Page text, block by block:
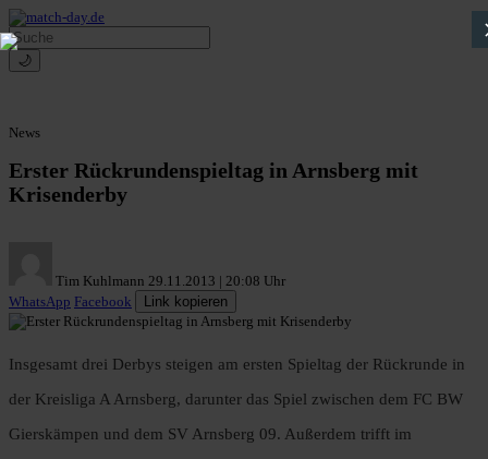
🌙
News
Erster Rückrundenspieltag in Arnsberg mit
Krisenderby
Tim Kuhlmann 29.11.2013 | 20:08 Uhr
WhatsApp Facebook Link kopieren
Insgesamt drei Derbys steigen am ersten Spieltag der Rückrunde in
der Kreisliga A Arnsberg, darunter das Spiel zwischen dem FC BW
Gierskämpen und dem SV Arnsberg 09. Außerdem trifft im